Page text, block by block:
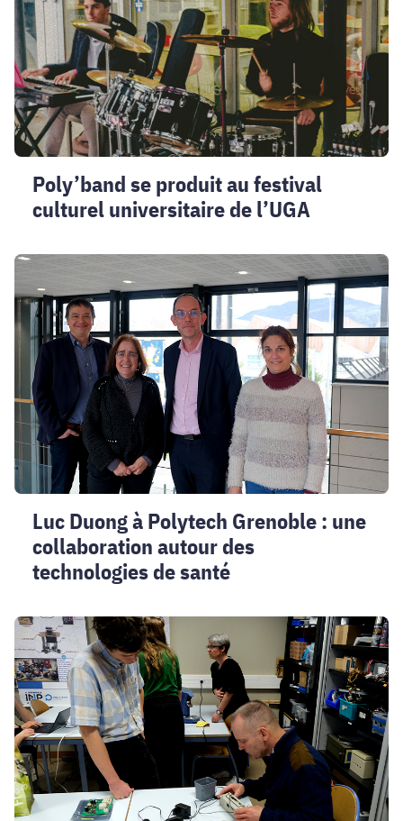
festival
culturel
universitaire
de
l’UGA
Poly’band se produit au festival
culturel universitaire de l’UGA
Luc
Duong
à
Polytech
Grenoble
une
collaboration
autour
des
technologies
de
santé
Luc Duong à Polytech Grenoble : une
collaboration autour des
technologies de santé
Succès
pour
le
Repair
Café
de
Polytech
Grenoble
: